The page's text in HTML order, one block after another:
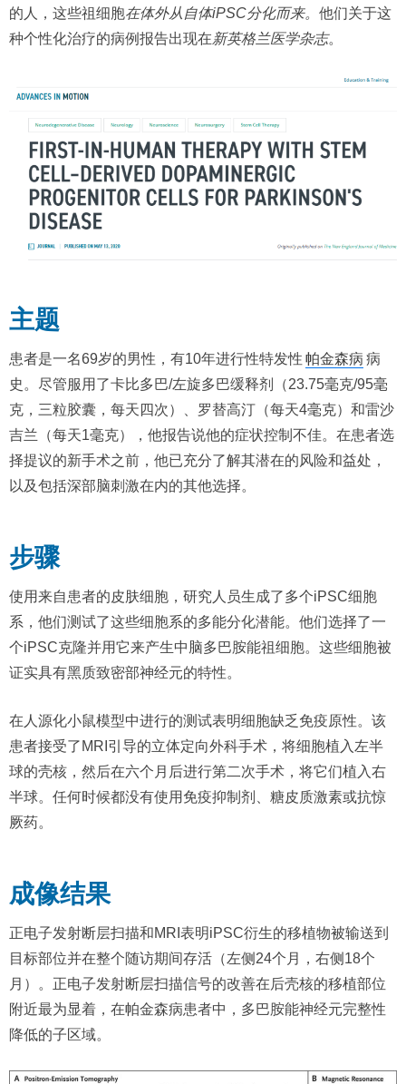
的人，这些祖细胞在体外从自体iPSC分化而来。 他们关于这
种个性化治疗的病例报告出现在新英格兰医学杂志。
主题
患者是一名69岁的男性，有10年进行性特发性 帕金森病 病
史。尽管服用了卡比多巴/左旋多巴缓释剂（23.75毫克/95毫
克，三粒胶囊，每天四次）、罗替高汀（每天4毫克）和雷沙
吉兰（每天1毫克），他报告说他的症状控制不佳。在患者选
择提议的新手术之前，他已充分了解其潜在的风险和益处，
以及包括深部脑刺激在内的其他选择。
步骤
使用来自患者的皮肤细胞，研究人员生成了多个iPSC细胞
系，他们测试了这些细胞系的多能分化潜能。他们选择了一
个iPSC克隆并用它来产生中脑多巴胺能祖细胞。这些细胞被
证实具有黑质致密部神经元的特性。
在人源化小鼠模型中进行的测试表明细胞缺乏免疫原性。该
患者接受了MRI引导的立体定向外科手术，将细胞植入左半
球的壳核，然后在六个月后进行第二次手术，将它们植入右
半球。任何时候都没有使用免疫抑制剂、糖皮质激素或抗惊
厥药。
成像结果
正电子发射断层扫描和MRI表明iPSC衍生的移植物被输送到
目标部位并在整个随访期间存活（左侧24个月，右侧18个
月）。正电子发射断层扫描信号的改善在后壳核的移植部位
附近最为显着，在帕金森病患者中，多巴胺能神经元完整性
降低的子区域。